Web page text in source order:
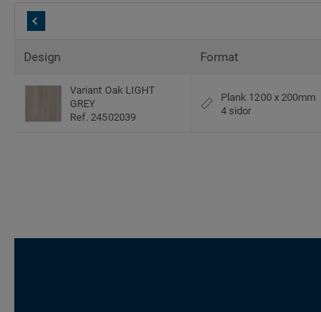
Design Format
Variant Oak LIGHT
GREY
Ref. 24502039
Plank 1200 x 200mm
4 sidor